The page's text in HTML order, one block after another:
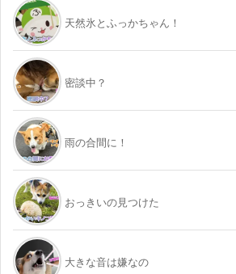
天然氷とふっかちゃん！
密談中？
雨の合間に！
おっきいの見つけた
大きな音は嫌なの